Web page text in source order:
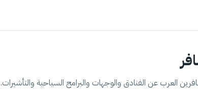
العرب عن الفنادق والوجهات والبرامج السياحية والتأشيرات.